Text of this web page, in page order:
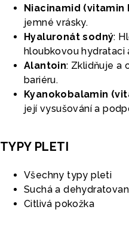
Niacinamid (vitamin
jemné vrásky.
Hyaluronát sodný:
hloubkovou hydrataci
Alantoin: Zklidňuje a
bariéru.
Kyanokobalamin
její vysušování a
TYPY PLETI
Všechny typy pleti
Suchá a
Citlivá pokožka